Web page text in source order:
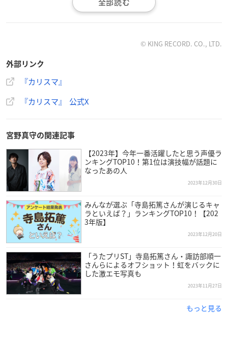
事前予約してね📲
— カリスマ【公式】 (@charisma__house)February 15, 2
© KING RECORD. CO., LTD.
外部リンク
『カリスマ』
『カリスマ』 公式X
宮野真守の関連記事
【2023年】今年一番活躍したと思う声優ラ
ンキングTOP10！第1位は演技幅が話題に
なったあの人
2023年12月30日
みんなが選ぶ「寺島拓篤さんが演じるキャ
ラといえば？」ランキングTOP10！【202
3年版】
2023年12月20日
「うたプリST」寺島拓篤さん・諏訪部順一
さんらによるオフショット！虹をバックに
した激エモ写真も
2023年11月27日
もっと見る